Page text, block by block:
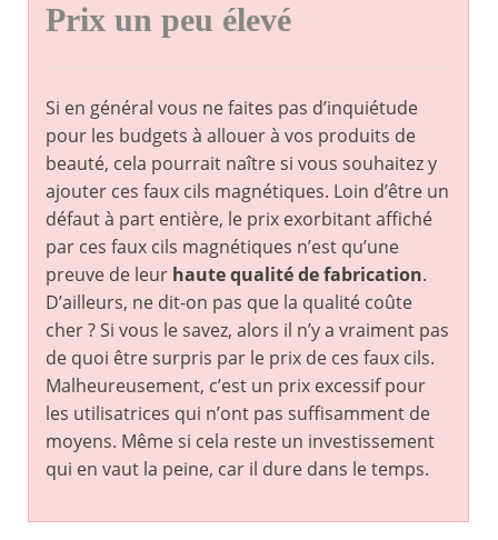
Prix un peu élevé
Si en général vous ne faites pas d’inquiétude
pour les budgets à allouer à vos produits de
beauté, cela pourrait naître si vous souhaitez y
ajouter ces faux cils magnétiques. Loin d’être un
défaut à part entière, le prix exorbitant affiché
par ces faux cils magnétiques n’est qu’une
preuve de leur haute qualité de fabrication.
D’ailleurs, ne dit-on pas que la qualité coûte
cher ? Si vous le savez, alors il n’y a vraiment pas
de quoi être surpris par le prix de ces faux cils.
Malheureusement, c’est un prix excessif pour
les utilisatrices qui n’ont pas suffisamment de
moyens. Même si cela reste un investissement
qui en vaut la peine, car il dure dans le temps.